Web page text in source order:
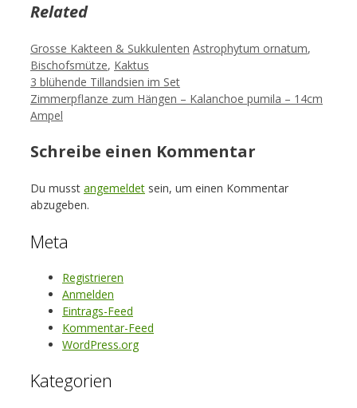
Related
Kategorien
Grosse Kakteen & Sukkulenten Schlagwörter
Astrophytum ornatum,
Bischofsmütze, Kaktus
3 blühende Tillandsien im Set
Zimmerpflanze zum Hängen – Kalanchoe pumila – 14cm
Ampel
Schreibe einen Kommentar
Du musst angemeldet sein, um einen Kommentar
abzugeben.
Meta
Registrieren
Anmelden
Eintrags-Feed
Kommentar-Feed
WordPress.org
Kategorien